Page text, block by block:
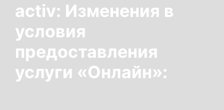
activ: Изменения в
условия
предоставления
услуги «Онлайн»: